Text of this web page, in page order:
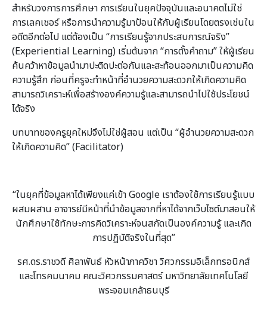
สำหรับวงการการศึกษา การเรียนในยุคปัจจุบันและอนาคตไม่ใช่
การเลคเชอร์ หรือการนำความรู้มาป้อนให้กับผู้เรียนโดยตรงเช่นใน
อดีตอีกต่อไป แต่ต้องเป็น “การเรียนรู้จากประสบการณ์จริง”
(Experiential Learning) เริ่มต้นจาก “การตั้งคำถาม” ให้ผู้เรียน
ค้นคว้าหาข้อมูลนำมาปะติดปะต่อกันและสะท้อนออกมาเป็นความคิด
ความรู้สึก ก่อนที่ครูจะทำหน้าที่อำนวยความสะดวกให้เกิดความคิด
สามารถวิเคราะห์เพื่อสร้างองค์ความรู้และสามารถนำไปใช้ประโยชน์
ได้จริง
บทบาทของครูยุคใหม่จึงไม่ใช่ผู้สอน แต่เป็น “ผู้อำนวยความสะดวก
ให้เกิดความคิด” (Facilitator)
“ในยุคที่ข้อมูลหาได้เพียงแค่เข้า Google เราต้องใช้การเรียนรู้แบบ
ผสมผสาน อาจารย์มีหน้าที่นำข้อมูลจากที่หาได้จากเว็บไซต์มาสอนให้
นักศึกษาใช้ทักษะการคิดวิเคราะห์จนสกัดเป็นองค์ความรู้ และเกิด
การปฏิบัติจริงในที่สุด”
รศ.ดร.ราชวดี ศิลาพันธ์ หัวหน้าภาควิชา วิศวกรรมอิเล็กทรอนิกส์
และโทรคมนาคม คณะวิศวกรรมศาสตร์ มหาวิทยาลัยเทคโนโลยี
พระจอมเกล้าธนบุรี